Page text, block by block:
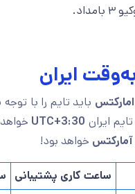
ایران
ایران UTC+3:30
خواهد بود!
ساعت کاری پشتیبانی